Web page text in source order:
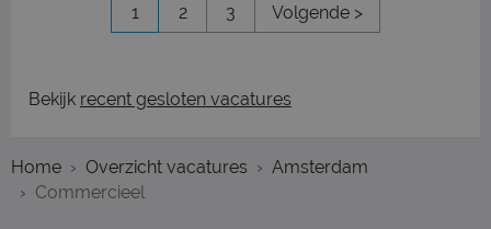
1 2 3 Volgende >
Bekijk recent gesloten vacatures
Home Overzicht vacatures
Amsterdam
Commercieel